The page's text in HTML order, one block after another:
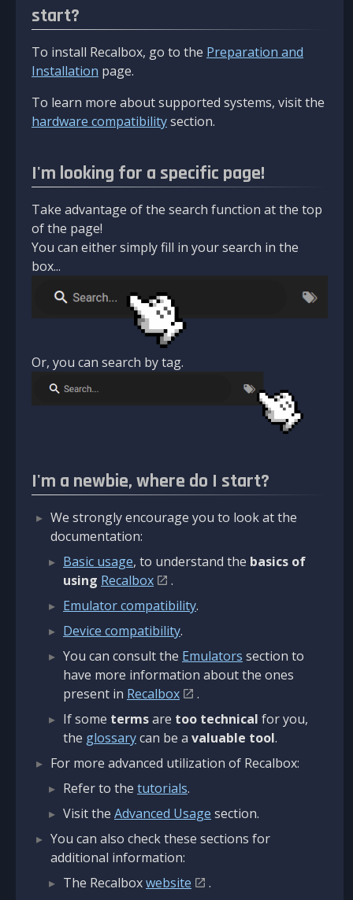
start?
To install Recalbox, go to the Preparation and
Installation page.
To learn more about supported systems, visit the
hardware compatibilitysection.
I'm looking for a specific page!
Take advantage of the search function at the top
of the page!
You can either simply fill in your search in the
box...
Or, you can search by tag.
I'm a newbie, where do I start?
We strongly encourage you to look at the
documentation:
Basic usage, to understand the basics of
using Recalbox
.
Emulator compatibility.
Device compatibility.
You can consult the Emulators section to
have more information about the ones
present in Recalbox
.
If some termsare too technical for you,
the glossarycan be a valuable tool.
For more advanced utilization of Recalbox:
Refer to the tutorials.
Visit the Advanced Usage section.
You can also check these sections for
additional information:
The Recalboxwebsite
.